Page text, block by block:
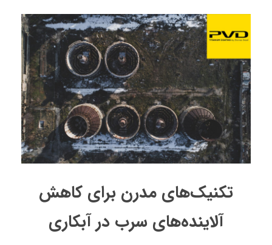
تکنیک‌های مدرن برای کاهش
آلاینده‌های سرب در آبکاری